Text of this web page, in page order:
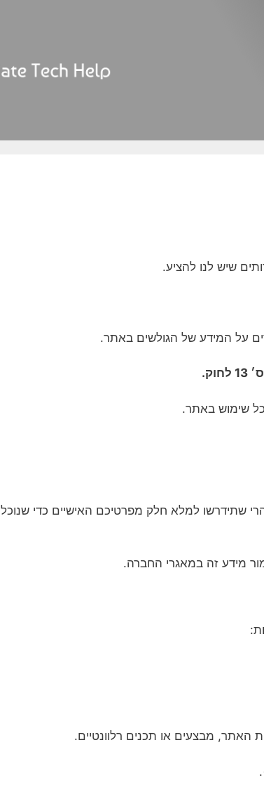
שיש לנו להציע.
על המידע של הגולשים באתר.
שימוש באתר.
שתידרשו למלא חלק מפרטיכם האישיים כדי שנוכל
מידע זה במאגרי החברה.